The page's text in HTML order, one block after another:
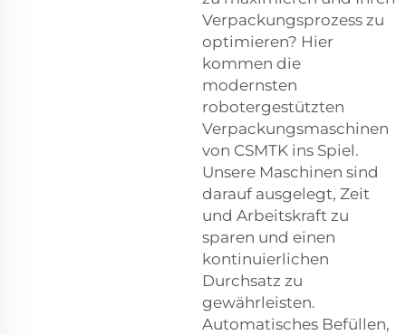
Verpackungsprozess zu
optimieren? Hier
kommen die
modernsten
robotergestützten
Verpackungsmaschinen
von CSMTK ins Spiel.
Unsere Maschinen sind
darauf ausgelegt, Zeit
und Arbeitskraft zu
sparen und einen
kontinuierlichen
Durchsatz zu
gewährleisten.
Automatisches Befüllen,